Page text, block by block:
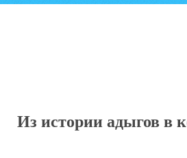
Из истории адыгов в